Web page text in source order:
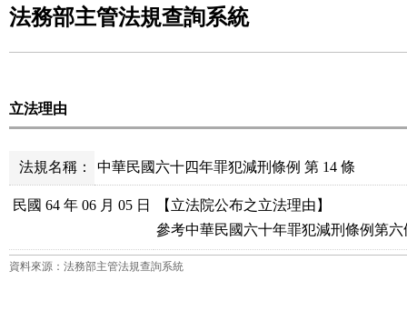
法務部主管法規查詢系統
立法理由
法規名稱： 中華民國六十四年罪犯減刑條例 第 14 條
民國 64 年 06 月 05 日
【立法院公布之立法理由】
參考中華民國六十年罪犯減刑條例第
資料來源：法務部主管法規查詢系統